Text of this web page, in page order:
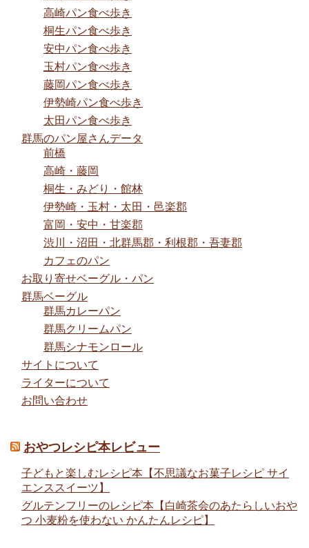
高崎パン食べ歩き
桐生パン食べ歩き
安中パン食べ歩き
玉村パン食べ歩き
藤岡パン食べ歩き
伊勢崎パン食べ歩き
太田パン食べ歩き
群馬のパン屋さんデータ
前橋
高崎・藤岡
桐生・みどり・館林
伊勢崎・玉村・太田・邑楽郡
富岡・安中・甘楽郡
渋川・沼田・北群馬郡・利根郡・吾妻郡
カフェのパン
お取り寄せベーグル・パン
群馬ベーグル
群馬カレーパン
群馬クリームパン
群馬シナモンロール
サイトについて
ライターについて
お問い合わせ
おやつレシピ本レビュー
子どもと楽しむレシピ本【不思議なお菓子レシピ サイ
エンススイーツ】
グルテンフリーのレシピ本【白崎茶会のあたらしいおや
つ 小麦粉を使わない かんたんレシピ】